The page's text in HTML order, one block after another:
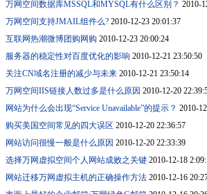
万网空间数据库MSSQL和MYSQL有什么区别？ 2010-
万网空间支持JMAIL组件么? 2010-12-23 20:01:37
互联网热潮微博团购网购 2010-12-23 20:00:24
服务器的稳定性对百度优化的影响 2010-12-21 23:50:50
关注CN域名注册的减少与未来 2010-12-21 23:50:14
万网空间IIS链接人数过多是什么原因 2010-12-20
网站为什么会出现“Service Unavailable”的提示？ 2010-
购买美国空间常见的四大误区 2010-12-20 22:36:57
网站访问很慢一般是什么原因 2010-12-20 22:33:39
选择万网虚拟空间个人网站成败之关键 2010-12-18
网站迁移万网虚拟主机的正确操作方法 2010-12-16